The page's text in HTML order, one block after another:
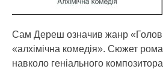
Сам Дереш означив жанр
«алхімічна комедія». Сюжет
навколо геніального